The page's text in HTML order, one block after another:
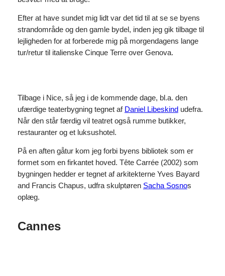
Efter at have sundet mig lidt var det tid til at se se byens
strandområde og den gamle bydel, inden jeg gik tilbage til
lejligheden for at forberede mig på morgendagens lange
tur/retur til italienske Cinque Terre over Genova.
Tilbage i Nice, så jeg i de kommende dage, bl.a. den
ufærdige teaterbygning tegnet af Daniel Libeskind udefra.
Når den står færdig vil teatret også rumme butikker,
restauranter og et luksushotel.
På en aften gåtur kom jeg forbi byens bibliotek som er
formet som en firkantet hoved. Tête Carrée (2002) som
bygningen hedder er tegnet af arkitekterne Yves Bayard
and Francis Chapus, udfra skulptøren Sacha Sosnos
oplæg.
Cannes